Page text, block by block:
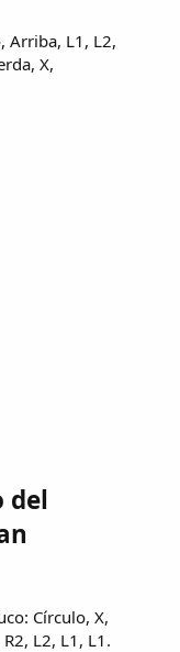
Arriba, L1, L2,
X,
del
Círculo, X,
L2, L1, L1.